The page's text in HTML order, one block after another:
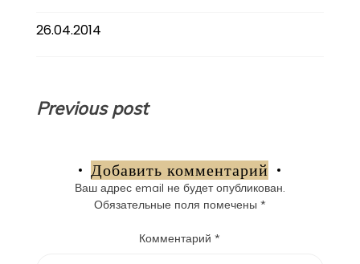
26.04.2014
Навигация
записям
Previous post
Добавить комментарий
Ваш адрес email не будет опубликован.
Обязательные поля помечены *
Комментарий*